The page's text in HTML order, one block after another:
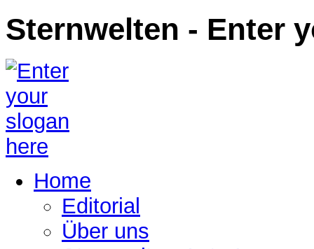
Sternwelten - Enter
Home
Editorial
Über uns